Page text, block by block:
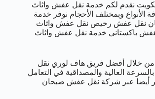
نقدم لكم خدمة نقل عفش واثاث
وبمختلف الأحجام نوفر خدمة
نقل عفش رخيص نقل عفش واثاث
باكستاني خدمة نقل عفش واثاث
من خلال أفضل فريق هاف لوري نقل
العالية والمصداقية في التعامل
أيضا عبر شركة نقل عفش صبحان